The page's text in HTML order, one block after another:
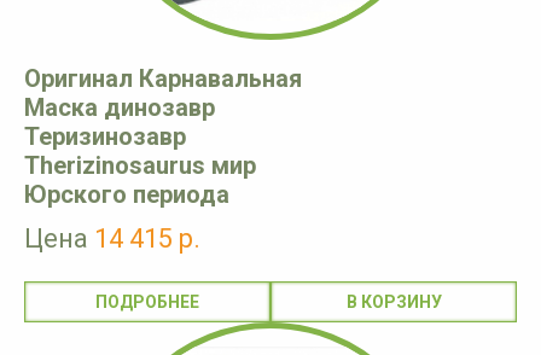
Оригинал Карнавальная
Маска динозавр
Теризинозавр
Therizinosaurus мир
Юрского периода
Цена 14 415 р.
ПОДРОБНЕЕ